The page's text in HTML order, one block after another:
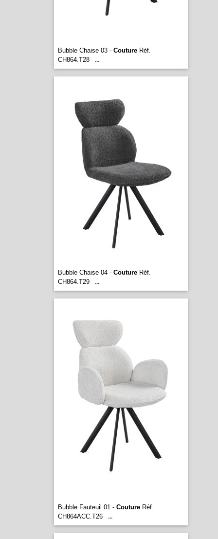
Bubble Chaise 03 - CoutureRéf.
CH864.T28
...
Bubble Chaise 04 - CoutureRéf.
CH864.T29
...
Bubble Fauteuil 01 - CoutureRéf.
CH864ACC.T26
...